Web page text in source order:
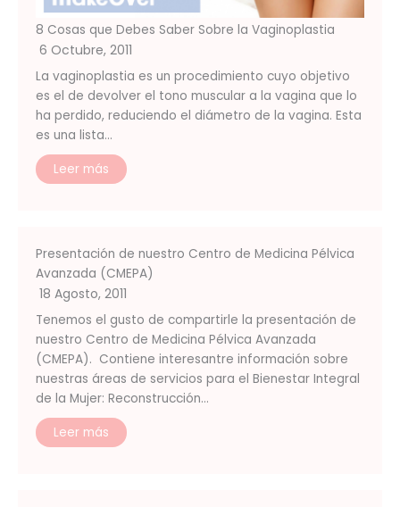
8 Cosas que Debes Saber Sobre la Vaginoplastia
6 Octubre, 2011
La vaginoplastia es un procedimiento cuyo objetivo
es el de devolver el tono muscular a la vagina que lo
ha perdido, reduciendo el diámetro de la vagina. Esta
es una lista…
Leer más
Presentación de nuestro Centro de Medicina Pélvica
Avanzada (CMEPA)
18 Agosto, 2011
Tenemos el gusto de compartirle la presentación de
nuestro Centro de Medicina Pélvica Avanzada
(CMEPA). Contiene interesantre información sobre
nuestras áreas de servicios para el Bienestar Integral
de la Mujer: Reconstrucción…
Leer más